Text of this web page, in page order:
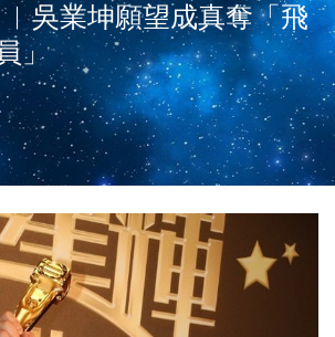
吳業坤願望成真奪「飛
」